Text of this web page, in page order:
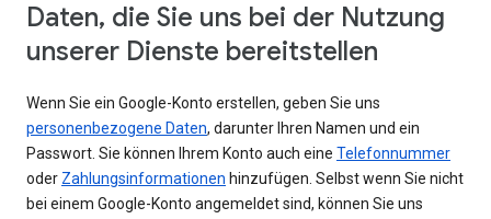
Daten, die Sie uns bei der Nutzung
unserer Dienste bereitstellen
Wenn Sie ein Google-Konto erstellen, geben Sie uns
personenbezogene Daten, darunter Ihren Namen und ein
Passwort. Sie können Ihrem Konto auch eine Telefonnummer
oder Zahlungsinformationen hinzufügen. Selbst wenn Sie nicht
bei einem Google-Konto angemeldet sind, können Sie uns